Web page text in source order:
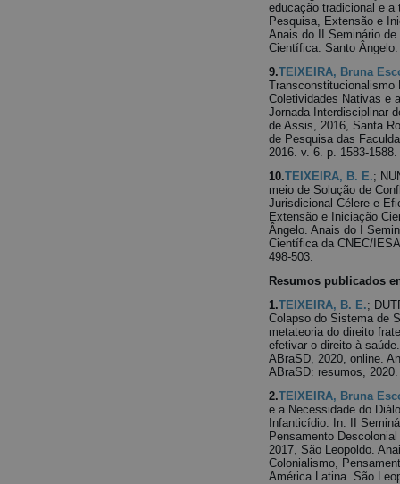
educação tradicional e
Pesquisa, Extensão e
Anais do II Seminário
Científica. Santo
9.TEIXEIRA, Bruna
Transconstitucionalismo
Coletividades Nativas e
Jornada Interdisciplinar
de Assis, 2016, Santa
de Pesquisa das
2016. v. 6. p. 1583-1588.
10.TEIXEIRA, B. E.;
meio de Solução de
Jurisdicional Célere e
Extensão e Iniciação
Ângelo. Anais do I
Científica da CNEC/
498-503.
Resumos publicados
1.TEIXEIRA, B. E.;
Colapso do Sistema de
metateoria do direito
efetivar o direito à
ABraSD, 2020, online.
ABraSD: resumos,
2.TEIXEIRA, Bruna
e a Necessidade do
Infanticídio. In: II
Pensamento
2017, São Leopoldo.
Colonialismo,
América Latina. São